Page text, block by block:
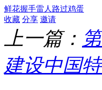
鲜花握手雷人 路过鸡蛋
收藏 分享 邀请
上一篇：
建设中国